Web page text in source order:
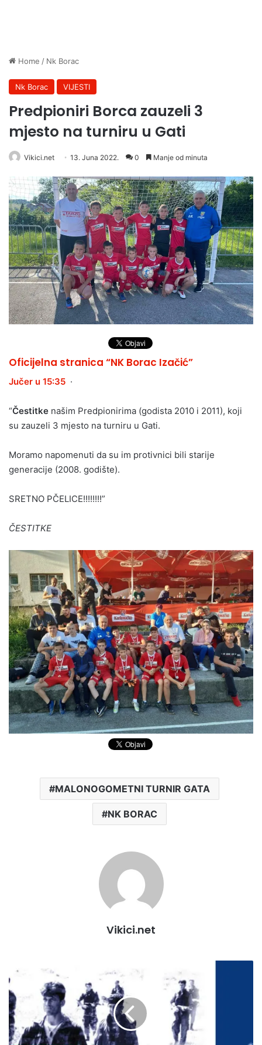
Home / Nk Borac
Nk Borac VIJESTI
Predpioniri Borca zauzeli 3
mjesto na turniru u Gati
Vikici.net 13. Juna 2022. 0 Manje od minuta
Oficijelna stranica “NK Borac Izačić”
Jučer u 15:35 ·
“Čestitke našim Predpionirima (godista 2010 i 2011), koji
su zauzeli 3 mjesto na turniru u Gati.
Moramo napomenuti da su im protivnici bili starije
generacije (2008. godište).
SRETNO PČELICE!!!!!!!!”
ČESTITKE
MALONOGOMETNI TURNIR GATA
NK BORAC
Vikici.net
manifestacija
Dan
branilaca
Bihaća
-
16.